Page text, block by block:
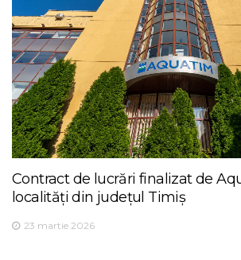
Contract de lucrări finalizat de
localități din județul Timiș
23 martie 2026